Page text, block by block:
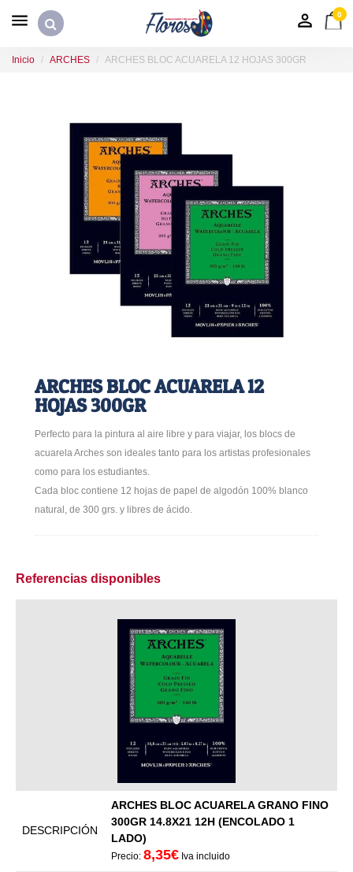
0
Inicio ARCHES ARCHES BLOC ACUARELA 12 HOJAS 300GR
ARCHES BLOC ACUARELA 12
HOJAS 300GR
Perfecto para la pintura al aire libre y para viajar, los blocs de
acuarela Arches son ideales tanto para los artistas profesionales
como para los estudiantes.
Cada bloc contiene 12 hojas de papel de algodón 100% blanco
natural, de 300 grs. y libres de ácido.
Referencias disponibles
DESCRIPCIÓN
ARCHES BLOC ACUARELA GRANO FINO
300GR 14.8X21 12H (ENCOLADO 1
LADO)
Precio: 8,35€ Iva incluido